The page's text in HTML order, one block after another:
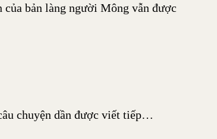
bản làng người Mông vẫn được
chuyện dần được viết tiếp…